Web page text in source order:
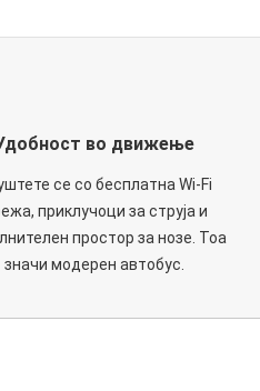
во движење
се со бесплатна Wi-Fi
приклучоци за струја и
простор за нозе. Тоа
значи модерен автобус.